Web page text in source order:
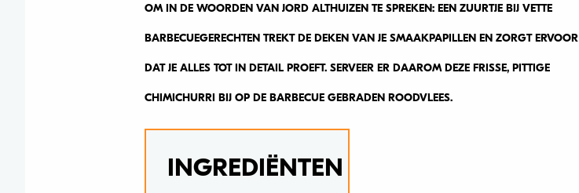
OM IN DE WOORDEN VAN JORD ALTHUIZEN TE SPREKEN: EEN ZUURTJE BIJ VETTE
BARBECUEGERECHTEN TREKT DE DEKEN VAN JE SMAAKPAPILLEN EN ZORGT ERVOOR
DAT JE ALLES TOT IN DETAIL PROEFT. SERVEER ER DAAROM DEZE FRISSE, PITTIGE
CHIMICHURRI BIJ OP DE BARBECUE GEBRADEN ROODVLEES.
INGREDIËNTEN